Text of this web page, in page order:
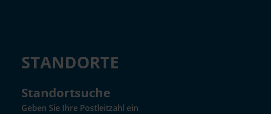
STANDORTE
Standortsuche
Geben Sie Ihre Postleitzahl ein